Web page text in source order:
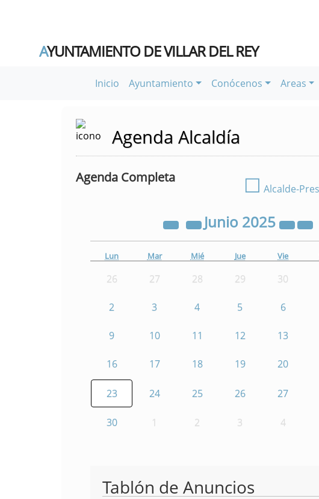
AYUNTAMIENTO DE VILLAR DEL REY
Inicio Ayuntamiento Conócenos Areas
Agenda Alcaldía
Agenda Completa ☐ Alcalde-
Junio 2025
Lun Mar Mié Jue Vie
26 27 28 29 30
2 3 4 5 6
9 10 11 12 13
16 17 18 19 20
23 24 25 26 27
30 1 2 3 4
Tablón de Anuncios